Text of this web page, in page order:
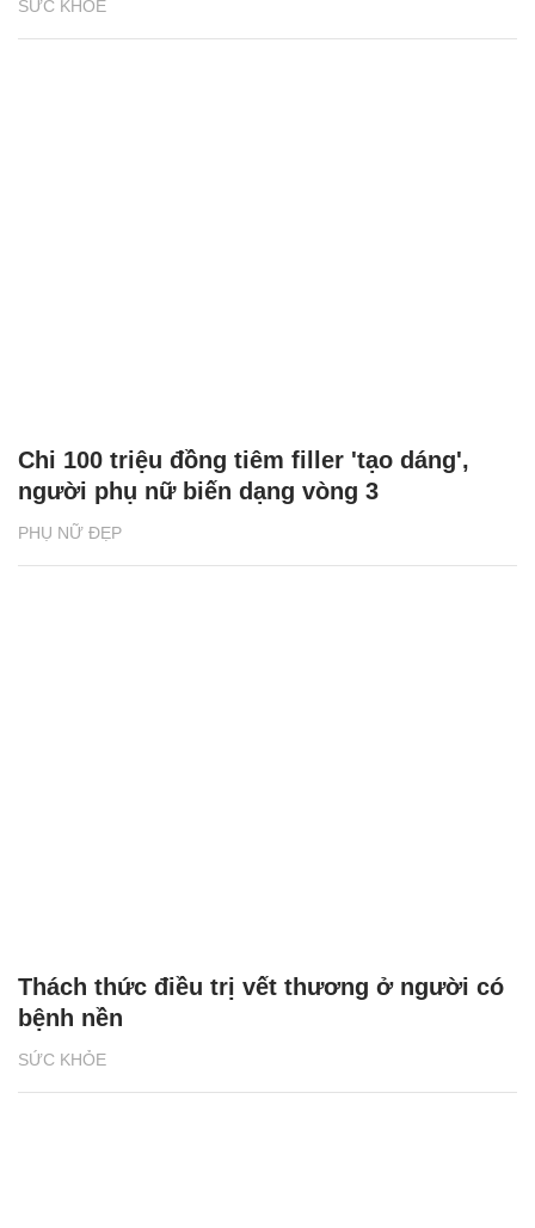
SỨC KHỎE
PHỤ NỮ ĐẸP
Chi 100 triệu đồng tiêm filler 'tạo dáng',
người phụ nữ biến dạng vòng 3
SỨC KHỎE
Thách thức điều trị vết thương ở người có
bệnh nền